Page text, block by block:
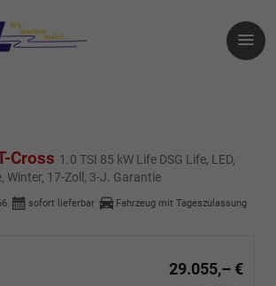
Cross 1.0 TSI 85 kW Life DSG Life, LED,
Winter, 17-Zoll, 3-J. Garantie
sofort lieferbar
Fahrzeug mit Tageszulassung
29.055,– €